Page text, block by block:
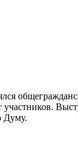
участников.
Думу.